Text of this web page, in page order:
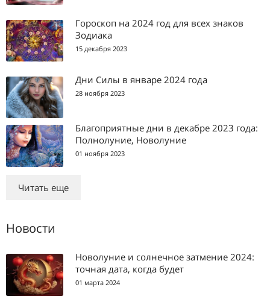
Гороскоп на 2024 год для всех знаков
Зодиака
15 декабря 2023
Дни Силы в январе 2024 года
28 ноября 2023
Благоприятные дни в декабре 2023 года:
Полнолуние, Новолуние
01 ноября 2023
Читать еще
Новости
Новолуние и солнечное затмение 2024:
точная дата, когда будет
01 марта 2024